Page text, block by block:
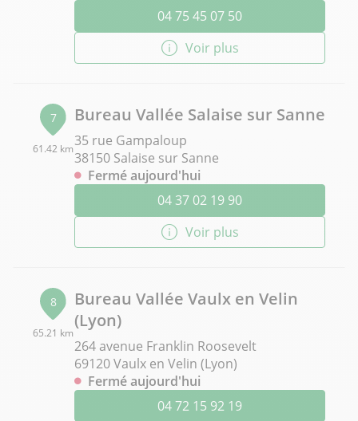
04 75 45 07 50
Voir plus
7
61.42 km
Bureau Vallée Salaise sur Sanne
35 rue Gampaloup
38150 Salaise sur Sanne
Fermé aujourd'hui
04 37 02 19 90
Voir plus
8
65.21 km
Bureau Vallée Vaulx en Velin
(Lyon)
264 avenue Franklin Roosevelt
69120 Vaulx en Velin (Lyon)
Fermé aujourd'hui
04 72 15 92 19